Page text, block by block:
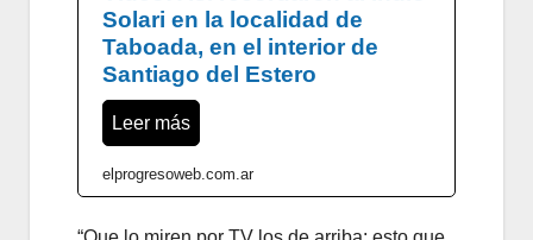
Solari en la localidad de
Taboada, en el interior de
Santiago del Estero
Leer más
elprogresoweb.com.ar